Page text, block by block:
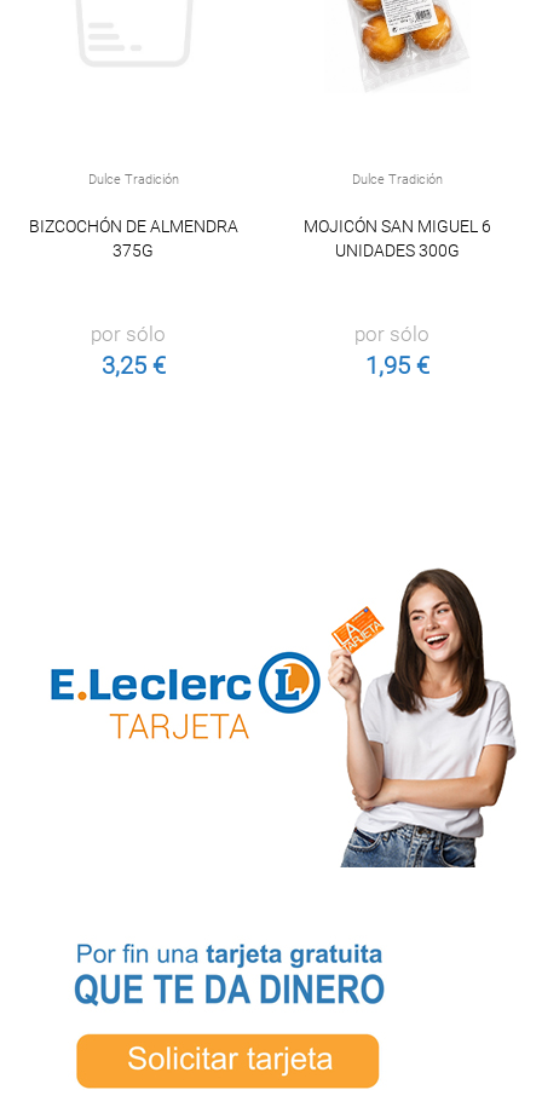
Dulce Tradición
BIZCOCHÓN DE ALMENDRA
375G
por sólo
3,25 €
Dulce Tradición
MOJICÓN SAN MIGUEL 6
UNIDADES 300G
por sólo
1,95 €